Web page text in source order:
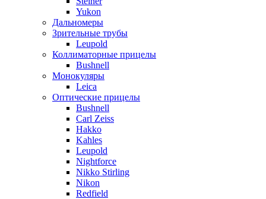
Yukon
Дальномеры
Зрительные трубы
Leupold
Коллиматорные прицелы
Bushnell
Монокуляры
Leica
Оптические прицелы
Bushnell
Carl Zeiss
Hakko
Kahles
Leupold
Nightforce
Nikko Stirling
Nikon
Redfield